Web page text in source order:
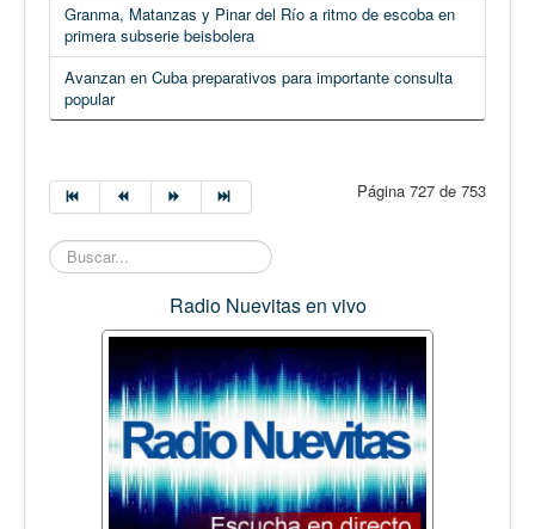
Granma, Matanzas y Pinar del Río a ritmo de escoba en
primera subserie beisbolera
Avanzan en Cuba preparativos para importante consulta
popular
Página 727 de 753
Buscar...
Radio Nuevitas en vivo